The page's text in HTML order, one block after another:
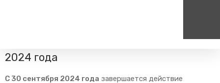
Пассажирам
Справочник
Самостоятельные
Изменение расписания с 30 сентября
2024 года
С 30 сентября 2024 года завершается действие